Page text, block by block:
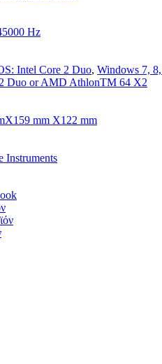
Hz
Intel Core 2 Duo, Windows 7,
Duo or AMD AthlonTM 64 X2
mm X122 mm
Instruments